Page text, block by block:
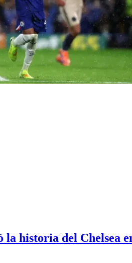
la historia del Chelsea